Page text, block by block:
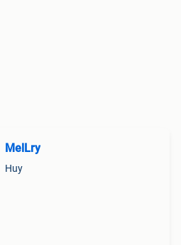
MelLry
Huy